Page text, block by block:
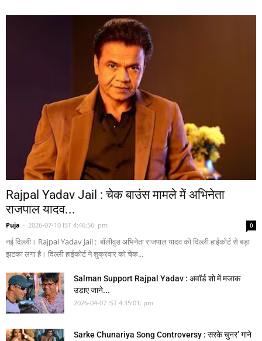
Rajpal Yadav Jail : चेक बाउंस मामले में अभिनेता
राजपाल यादव...
Puja - 2026-07-10 IST 4:46:56: pm 0
नई दिल्ली। Rajpal Yadav Jail : बॉलीवुड अभिनेता राजपाल यादव को दिल्ली हाईकोर्ट से बड़ा
झटका लगा है। दिल्ली हाईकोर्ट ने शुक्रवार को चेक...
Salman Support Rajpal Yadav : अवॉर्ड शो में मजाक
उड़ाए जाने...
2026-04-07 IST 4:35:01: pm
Sarke Chunariya Song Controversy : सरके चुनर’ गाने